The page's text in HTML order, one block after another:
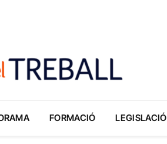
FORMACIÓ LEGISLACIÓ